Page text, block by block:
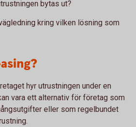
bytas ut?
kring vilken lösning som
hyr utrustningen under en
vara ett alternativ för företag som
eller som regelbundet